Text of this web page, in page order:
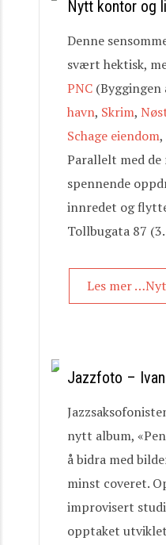
Nytt kontor og
Denne
svært hektisk,
PNC (Byggingen
havn, Skrim,
Schage eiendom,
Parallelt med de
spennende
innredet og
Tollbugata 87
Les mer
Jazzfoto –
nytt album,
å bidra med
minst coveret.
improvisert
opptaket